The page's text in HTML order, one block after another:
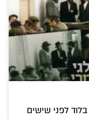
לפני שישים